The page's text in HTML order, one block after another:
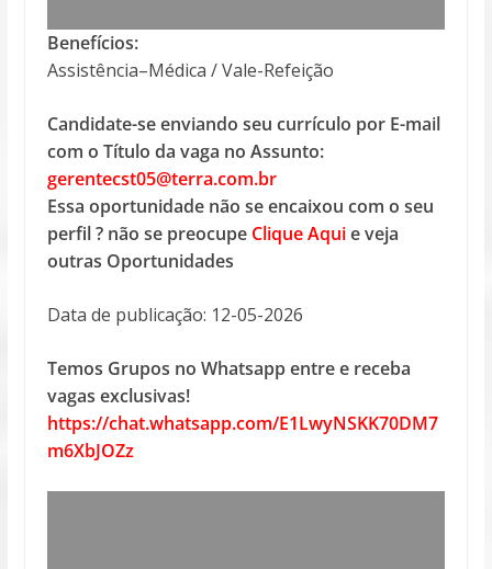
Benefícios:
Assistência–Médica / Vale-Refeição
Candidate-se enviando seu currículo por E-mail
com o Título da vaga no Assunto:
gerentecst05@terra.com.br
Essa oportunidade não se encaixou com o seu
perfil ? não se preocupe Clique Aquie veja
outras Oportunidades
Data de publicação: 12-05-2026
Temos Grupos no Whatsapp entre e receba
vagas exclusivas!
https://chat.whatsapp.com/E1LwyNSKK70DM7
m6XbJOZz